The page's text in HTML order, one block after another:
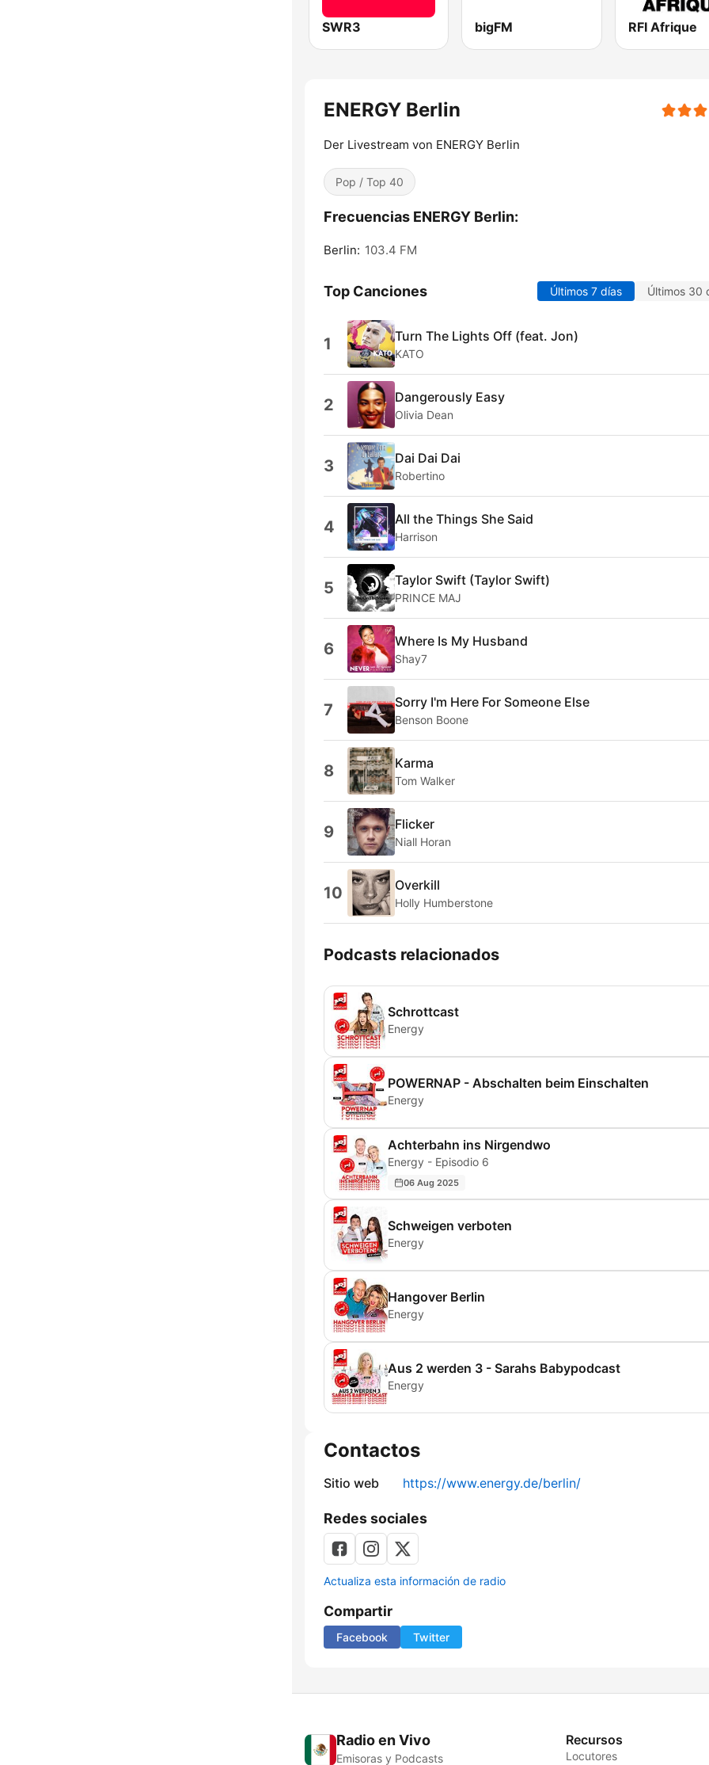
SWR3 bigFM RFI Afrique
ENERGY Berlin
Der Livestream von ENERGY Berlin
Pop / Top 40
Frecuencias ENERGY Berlin:
Berlin: 103.4 FM
Top Canciones Últimos 7 días Últimos 30
1 Turn The Lights Off (feat. Jon)
KATO
2 Dangerously Easy
Olivia Dean
3 Dai Dai Dai
Robertino
4 All the Things She Said
Harrison
5 Taylor Swift (Taylor Swift)
PRINCE MAJ
6 Where Is My Husband
Shay7
7 Sorry I'm Here For Someone Else
Benson Boone
8 Karma
Tom Walker
9 Flicker
Niall Horan
10 Overkill
Holly Humberstone
Podcasts relacionados
Schrottcast
Energy
POWERNAP - Abschalten beim Einschalten
Energy
Achterbahn ins Nirgendwo
Energy - Episodio 6
06 Aug 2025
Schweigen verboten
Energy
Hangover Berlin
Energy
Aus 2 werden 3 - Sarahs Babypodcast
Energy
Contactos
Sitio web https://www.energy.de/berlin/
Redes sociales
Actualiza esta información de radio
Compartir
Facebook Twitter
Radio en Vivo
Emisoras y Podcasts
Recursos
Locutores